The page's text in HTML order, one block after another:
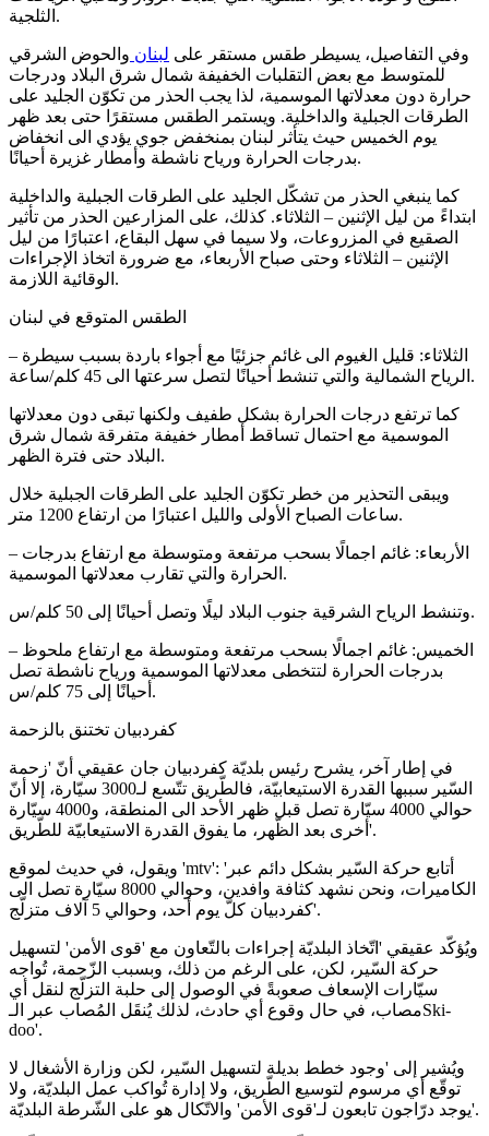
الثلجية.
وفي التفاصيل، يسيطر طقس مستقر على لبنان والحوض الشرقي
للمتوسط مع بعض التقلبات الخفيفة شمال شرق البلاد ودرجات
حرارة دون معدلاتها الموسمية، لذا يجب الحذر من تكوّن الجليد على
الطرقات الجبلية والداخلية. ويستمر الطقس مستقرًا حتى بعد ظهر
يوم الخميس حيث يتأثر لبنان بمنخفض جوي يؤدي الى انخفاض
بدرجات الحرارة ورياح ناشطة وأمطار غزيرة أحيانًا.
كما ينبغي الحذر من تشكّل الجليد على الطرقات الجبلية والداخلية
ابتداءً من ليل الإثنين – الثلاثاء. كذلك، على المزارعين الحذر من تأثير
الصقيع في المزروعات، ولا سيما في سهل البقاع، اعتبارًا من ليل
الإثنين – الثلاثاء وحتى صباح الأربعاء، مع ضرورة اتخاذ الإجراءات
الوقائية اللازمة.
الطقس المتوقع في لبنان
– الثلاثاء: قليل الغيوم الى غائم جزئيًا مع أجواء باردة بسبب سيطرة
الرياح الشمالية والتي تنشط أحيانًا لتصل سرعتها الى 45 كلم/ساعة.
كما ترتفع درجات الحرارة بشكل طفيف ولكنها تبقى دون معدلاتها
الموسمية مع احتمال تساقط أمطار خفيفة متفرقة شمال شرق
البلاد حتى فترة الظهر.
ويبقى التحذير من خطر تكوّن الجليد على الطرقات الجبلية خلال
ساعات الصباح الأولى والليل اعتبارًا من ارتفاع 1200 متر.
– الأربعاء: غائم اجمالًا بسحب مرتفعة ومتوسطة مع ارتفاع بدرجات
الحرارة والتي تقارب معدلاتها الموسمية.
وتنشط الرياح الشرقية جنوب البلاد ليلًا وتصل أحيانًا إلى 50 كلم/س.
– الخميس: غائم اجمالًا بسحب مرتفعة ومتوسطة مع ارتفاع ملحوظ
بدرجات الحرارة لتتخطى معدلاتها الموسمية ورياح ناشطة تصل
أحيانًا إلى 75 كلم/س.
كفردبيان تختنق بالزحمة
في إطار آخر، يشرح رئيس بلديّة كفردبيان جان عقيقي أنّ 'زحمة
السّير سببها القدرة الاستيعابيّة، فالطّريق تتّسع لـ3000 سيّارة، إلا أنّ
حوالي 4000 سيّارة تصل قبل ظهر الأحد الى المنطقة، و4000 سيّارة
أخرى بعد الظّهر، ما يفوق القدرة الاستيعابيّة للطّريق'.
ويقول، في حديث لموقع 'mtv': 'أتابع حركة السّير بشكل دائم عبر
الكاميرات، ونحن نشهد كثافة وافدين، وحوالي 8000 سيّارة تصل الى
كفردبيان كلّ يوم أحد، وحوالي 5 آلاف متزلّج'.
ويُؤكّد عقيقي 'اتّخاذ البلديّة إجراءات بالتّعاون مع 'قوى الأمن' لتسهيل
حركة السّير، لكن، على الرغم من ذلك، وبسبب الزّحمة، تُواجه
سيّارات الإسعاف صعوبةً في الوصول إلى حلبة التزلّج لنقل أي
مصاب، في حال وقوع أي حادث، لذلك يُنقَل المُصاب عبر الـSki-
doo'.
ويُشير إلى 'وجود خطط بديلة لتسهيل السّير، لكن وزارة الأشغال لا
توقّع أي مرسوم لتوسيع الطّريق، ولا إدارة تُواكب عمل البلديّة، ولا
يوجد درّاجون تابعون لـ'قوى الأمن' والاتّكال هو على الشّرطة البلديّة'.